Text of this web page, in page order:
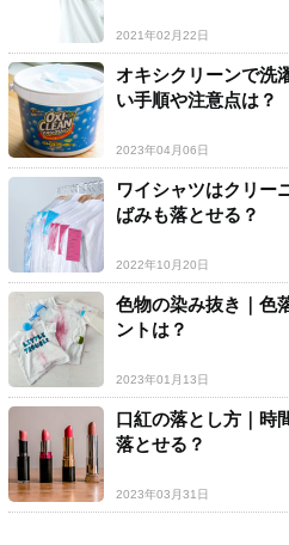
2021年02月22日
オキシクリーンで洗
い手順や注意点は？
2023年04月06日
ワイシャツはクリー
ばみも落とせる？
2022年10月20日
色物の染み抜き｜色
ントは？
2023年01月13日
口紅の落とし方｜時
落とせる？
2023年03月31日